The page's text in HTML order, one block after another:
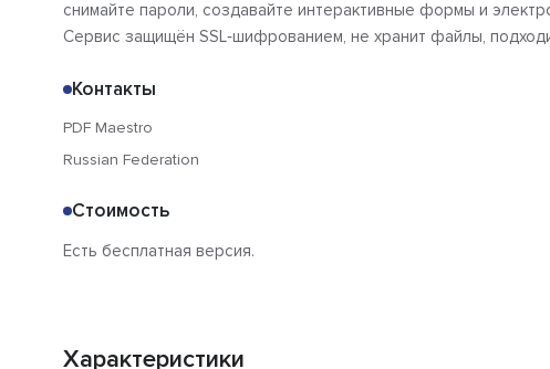
снимайте пароли, создавайте интерактивные формы и
Сервис защищён SSL‑шифрованием, не хранит файлы,
Контакты
PDF Maestro
Russian Federation
Стоимость
Есть бесплатная версия.
Характеристики